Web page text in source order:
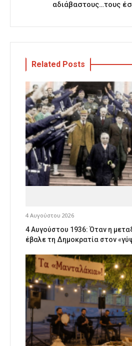
αδιάβαστους…τους
Related Posts
4 Αυγούστου 2026
4 Αυγούστου 1936: Όταν η
έβαλε τη Δημοκρατία στον